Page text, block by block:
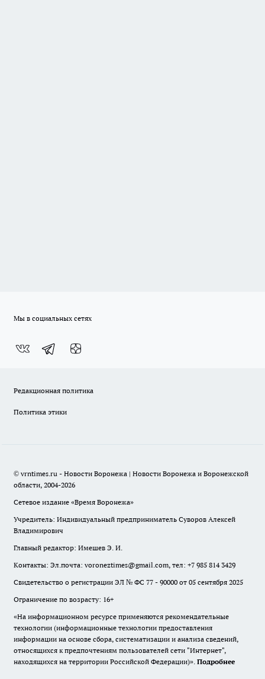
Мы в социальных сетях
Редакционная политика
Политика этики
© vrntimes.ru - Новости Воронежа | Новости Воронежа и Воронежской
области, 2004-2026
Сетевое издание «Время Воронежа»
Учредитель: Индивидуальный предприниматель Суворов Алексей
Владимирович
Главный редактор: Имешев Э. И.
Контакты: Эл.почта: voroneztimes@gmail.com, тел: +7 985 814 3429
Свидетельство о регистрации ЭЛ № ФС 77 - 90000 от 05 сентября 2025
Ограничение по возрасту: 16+
«На информационном ресурсе применяются рекомендательные
технологии (информационные технологии предоставления
информации на основе сбора, систематизации и анализа сведений,
относящихся к предпочтениям пользователей сети "Интернет",
находящихся на территории Российской Федерации)». Подробнее